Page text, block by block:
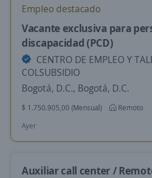
Empleo destacado
Vacante exclusiva para
discapacidad (PCD)
CENTRO DE EMPLEO Y
COLSUBSIDIO
Bogotá, D.C., Bogotá, D.C.
$ 1.750.905,00 (Mensual)
Remoto
Ayer
Auxiliar call center /